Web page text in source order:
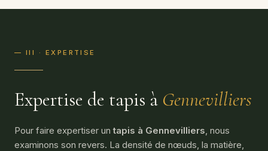
— III · EXPERTISE
Expertise de tapis à Gennevilliers
Pour faire expertiser untapis à Gennevilliers, nous
examinons son revers. La densité de nœuds, la matière,